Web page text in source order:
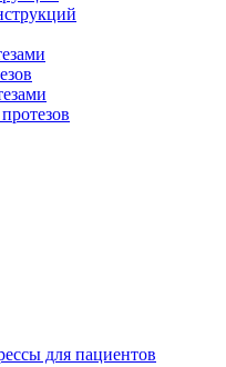
для пациентов